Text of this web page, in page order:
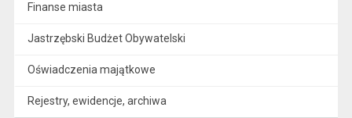
Finanse miasta
Jastrzębski Budżet Obywatelski
Oświadczenia majątkowe
Rejestry, ewidencje, archiwa